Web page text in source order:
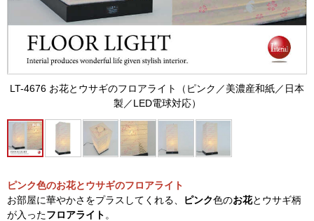
LT-4676 お花とウサギのフロアライト（ピンク／美濃産和紙／日本
製／LED電球対応）
ピンク色のお花とウサギのフロアライト
お部屋に華やかさをプラスしてくれる、
ピンク色のお花とウサギ柄
が入ったフロアライト 。